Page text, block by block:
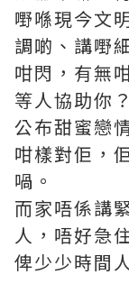
嘢喺現今文
調啲、講嘢
咁閃，有無
等人協助你
公布甜蜜戀
咁樣對佢，
喎。
而家唔係講
人，唔好急
俾少少時間